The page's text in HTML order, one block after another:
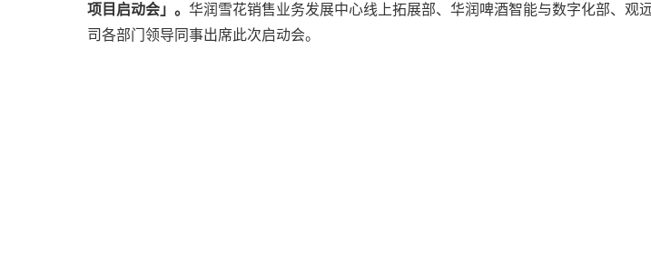
项目启动会」。 华润雪花销售业务发展中心线上拓展部、华润啤酒智能与数字化部、观
司各部门领导同事出席此次启动会。